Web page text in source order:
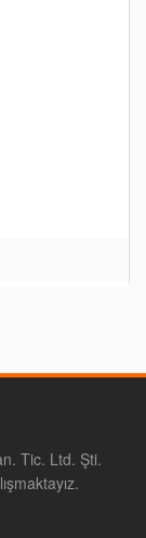
Tic. Ltd. Şti.